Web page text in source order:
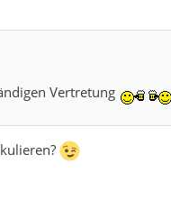
Vertretung